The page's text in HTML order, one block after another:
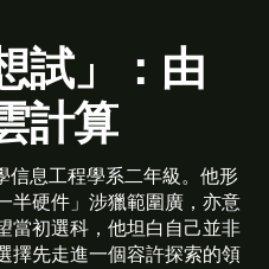
試」：由
計算
信息工程學系二年級。他形
半硬件」涉獵範圍廣，亦意
當初選科，他坦白自己並非
擇先走進一個容許探索的領